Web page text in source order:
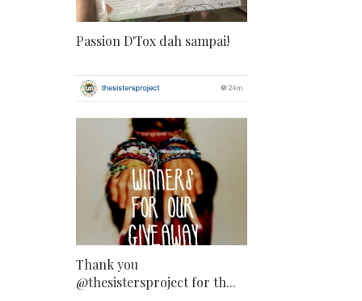
Passion D'Tox dah sampai!
Thank you
@thesistersproject for th...